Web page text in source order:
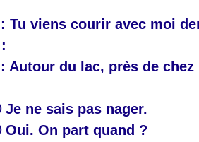
Tu viens courir avec moi
Autour du lac, près de chez
ne sais pas nager.
On part quand ?